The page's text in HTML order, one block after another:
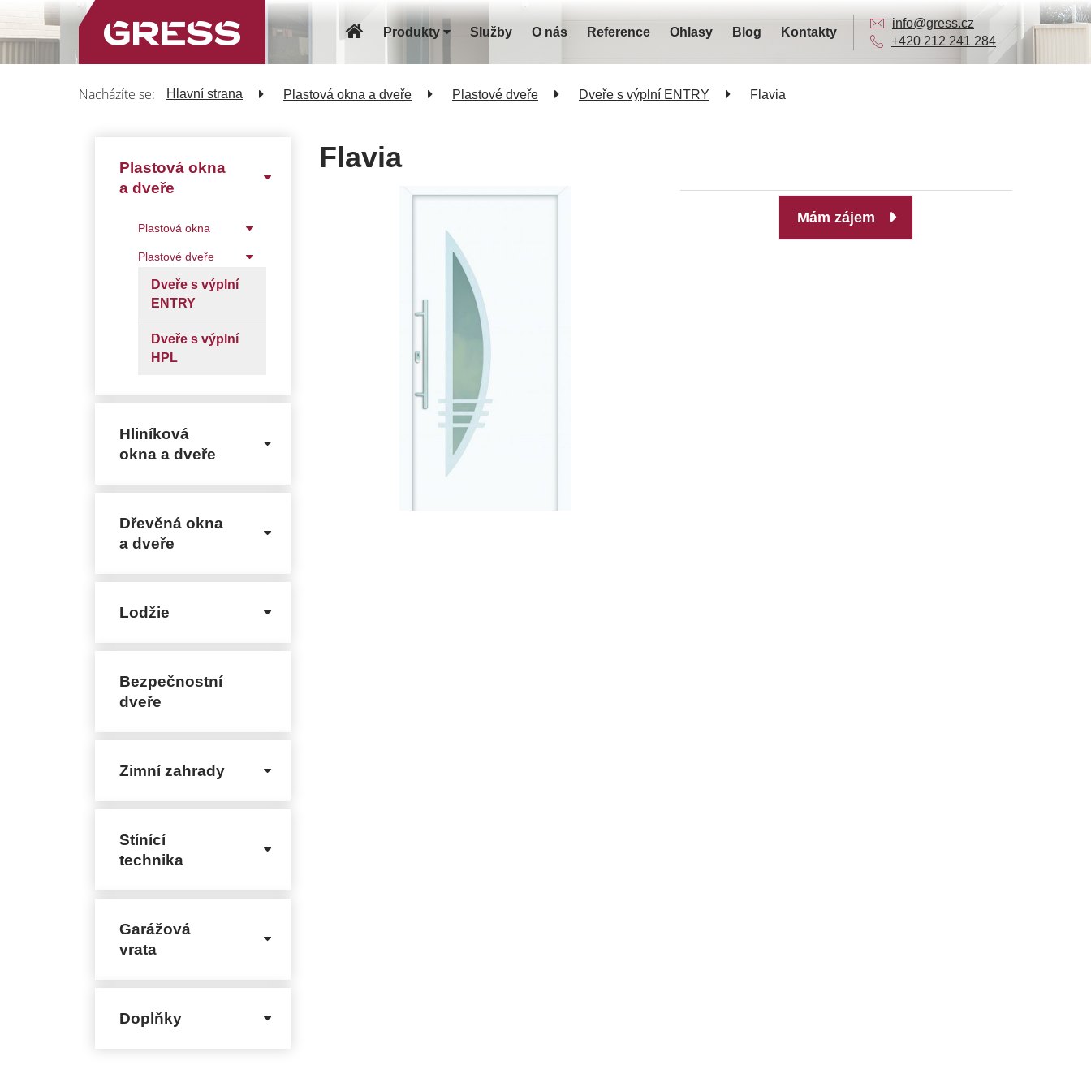
Produkty Služby O nás Reference Ohlasy Blog Kontakty
info@gress.cz
+420 212 241 284
Nacházíte se: Hlavní strana Plastová okna a dveře Plastové dveře Dveře s výplní ENTRY Flavia
Plastová okna
a dveře
Plastová okna
Plastové dveře
Dveře s výplní
ENTRY
Dveře s výplní
HPL
Hliníková
okna a dveře
Dřevěná okna
a dveře
Lodžie
Bezpečnostní
dveře
Zimní zahrady
Stínící
technika
Garážová
vrata
Doplňky
Flavia
Mám zájem